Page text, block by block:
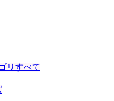
リすべて